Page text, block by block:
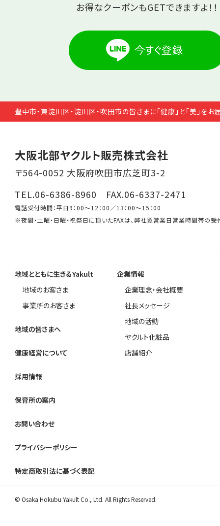
お得なクーポンもGETできますよ！！
豊中市・東淀川区・淀川区・吹田市の皆さまに「健康」と「美」をお
大阪北部ヤクルト販売株式会社
〒564-0052 大阪府吹田市広芝町3-2
TEL.06-6386-8960 FAX.06-6337-2471
電話受付時間：平日9：00～12：00／13：00～15：00
※夜間・土曜・日曜・祝祭日に頂いたFAXは、弊社翌営業日営業時間帯の受
地域とともに生きるYakult
地域のお客さま
事業所のお客さま
地域の皆さまへ
健康経営について
企業情報
企業理念・会社概要
社長メッセージ
地域の活動
ヤクルト化粧品
店舗紹介
採用情報
保育所の案内
お問い合わせ
プライバシーポリシー
特定商取引法に基づく表記
© Osaka Hokubu Yakult Co., Ltd. All Rights Reserved.